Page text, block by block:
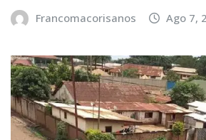
Francomacorisanos Ago 7,